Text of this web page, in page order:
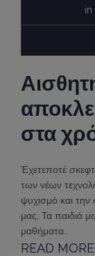
in
στα
Έχετεποτέ
των νέων
ψυχισμό και
μας. Τα παιδιά
μαθήματα…
READ